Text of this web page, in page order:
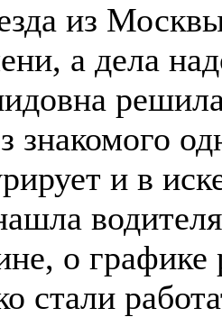
из
а дела
знакомого
и в
о
стали